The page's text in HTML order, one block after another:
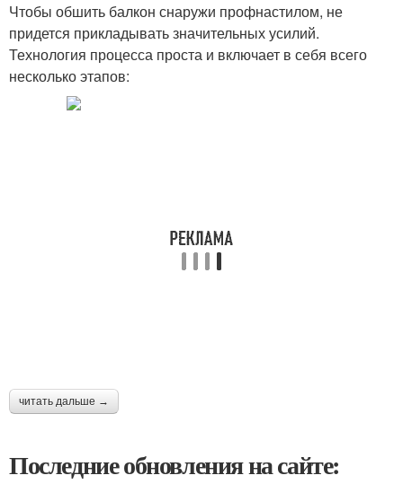
Чтобы обшить балкон снаружи профнастилом, не
придется прикладывать значительных усилий.
Технология процесса проста и включает в себя всего
несколько этапов:
читать дальше →
Последние обновления на сайте: